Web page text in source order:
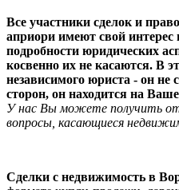
Все участники сделок и
априори имеют свой интерес
подробности юридических
косвенно их не касаются. В
независимого юриста - он не
сторон, он находится на
У нас Вы можете получить
вопросы, касающиеся
Сделки с недвижимость в